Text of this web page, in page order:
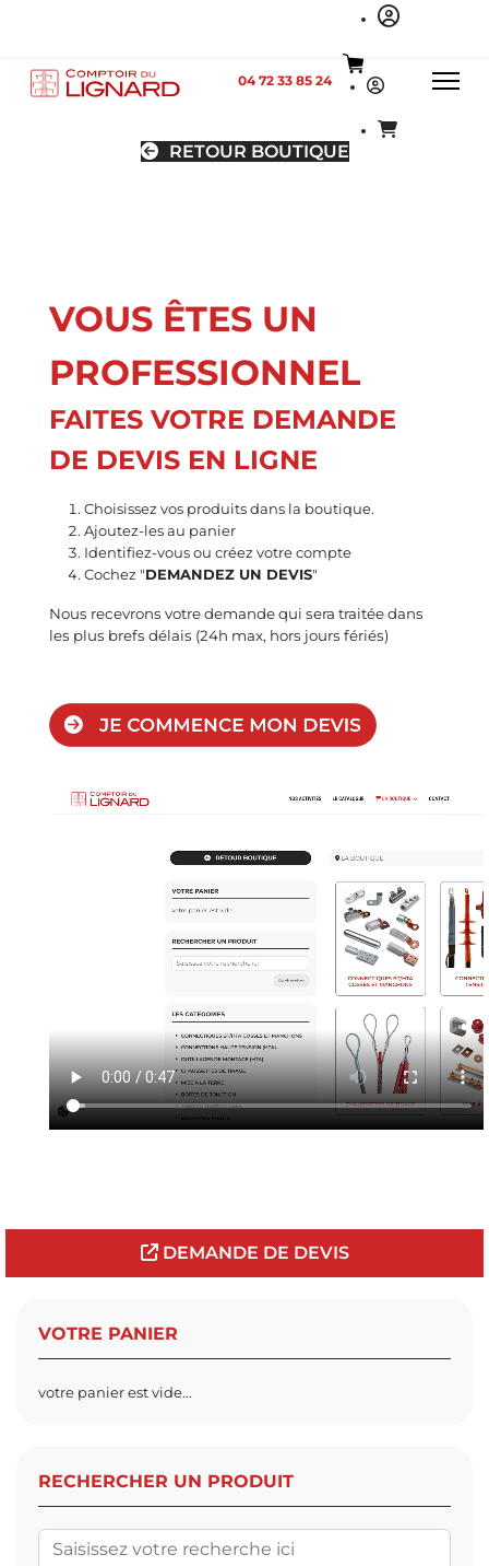
04 72 33 85 24
RETOUR BOUTIQUE
VOUS ÊTES UN
PROFESSIONNEL
FAITES VOTRE DEMANDE
DE DEVIS EN LIGNE
Choisissez vos produits dans la boutique.
Ajoutez-les au panier
Identifiez-vous ou créez votre compte
Cochez "DEMANDEZ UN DEVIS"
Nous recevrons votre demande qui sera traitée dans
les plus brefs délais (24h max, hors jours fériés)
DEMANDE DE DEVIS
VOTRE PANIER
votre panier est vide...
RECHERCHER UN PRODUIT